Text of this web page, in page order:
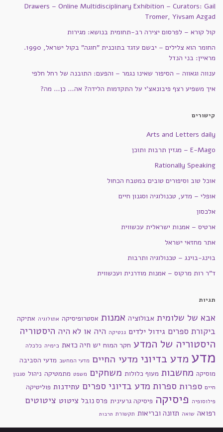
Drawers – Online Multidisciplinary Exhibition – Curators: Gail
Tromer, Yivsam Azgad
קול קורא – לפרסום יצירה רב-תחומית בנושא: מגירות
החומר הוא צלילים – יבשם עזגד בתוכנית "חוגה" בקול ישראל, 1990.
מראיין: בני הנדל
ענווה וגאווה – הסיפור שאינו נגמר – והפעם: התובנה של רחל חלפי
איך משפיע רצף פיבונאצ'י על התקדמות הלידה? אה… כן… מה?
קישורים
Arts and Letters daily
E-Mago – מגזין תרבות ותוכן
Rationally Speaking
אוכל טוב וסיפורים טובים במטבח הכחול
אופלי – מדע, טכנולוגיה וסגנון חיים
אלכסון
ארטיס – אמנות ישראלית עכשווית
אתר מחזאי ישראל
בוינג-בוינג – טכנולוגיה ותרבות
ד"ר רות מרקוס – אמנות מודרנית ועכשווית
תגיות
אבא של שלומית אבולוציה אמנות אסטרופיסיקה אתולוגיה אתיקה
ביקורת ספרים גידול ילדים גנטיקה היה או לא היה היסטוריה
היסטוריה של המדע חקר המוח יש חיה כזאת כימיה כלכלה
מדע מדע בדיוני מדעי החיים מדעי המחשב מדעי הסביבה
מוסיקה מחשבות מעוף כלולות משחקים משפט מתמטיקה ניהול סגנון
חיים ספרות ספרות מדע בדיוני ספרים עתידנות פוליטיקה
פילוסופיה פיסיקה פיסיקה גרעינית פרס נובל ציטוט ציטוטים
רפואה שואה תזונה ובריאות תקשורת תרבות